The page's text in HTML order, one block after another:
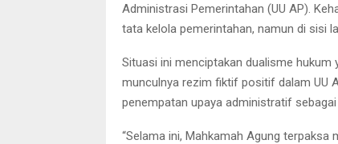
Administrasi Pemerintahan (UU AP).
tata kelola pemerintahan, namun di sisi
Situasi ini menciptakan dualisme
munculnya rezim fiktif positif dalam UU
penempatan upaya administratif
“Selama ini, Mahkamah Agung